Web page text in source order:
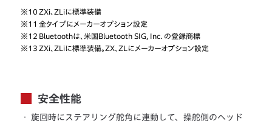
※10 ZXi、ZLiに標準装備
※11 全タイプにメーカーオプション設定
※12 Bluetoothは、米国Bluetooth SIG, Inc. の登録商標
※13 ZXi、ZLiに標準装備。ZX、ZLにメーカーオプション設定
安全性能
・
旋回時にステアリング舵角に連動して、操舵側のヘッド